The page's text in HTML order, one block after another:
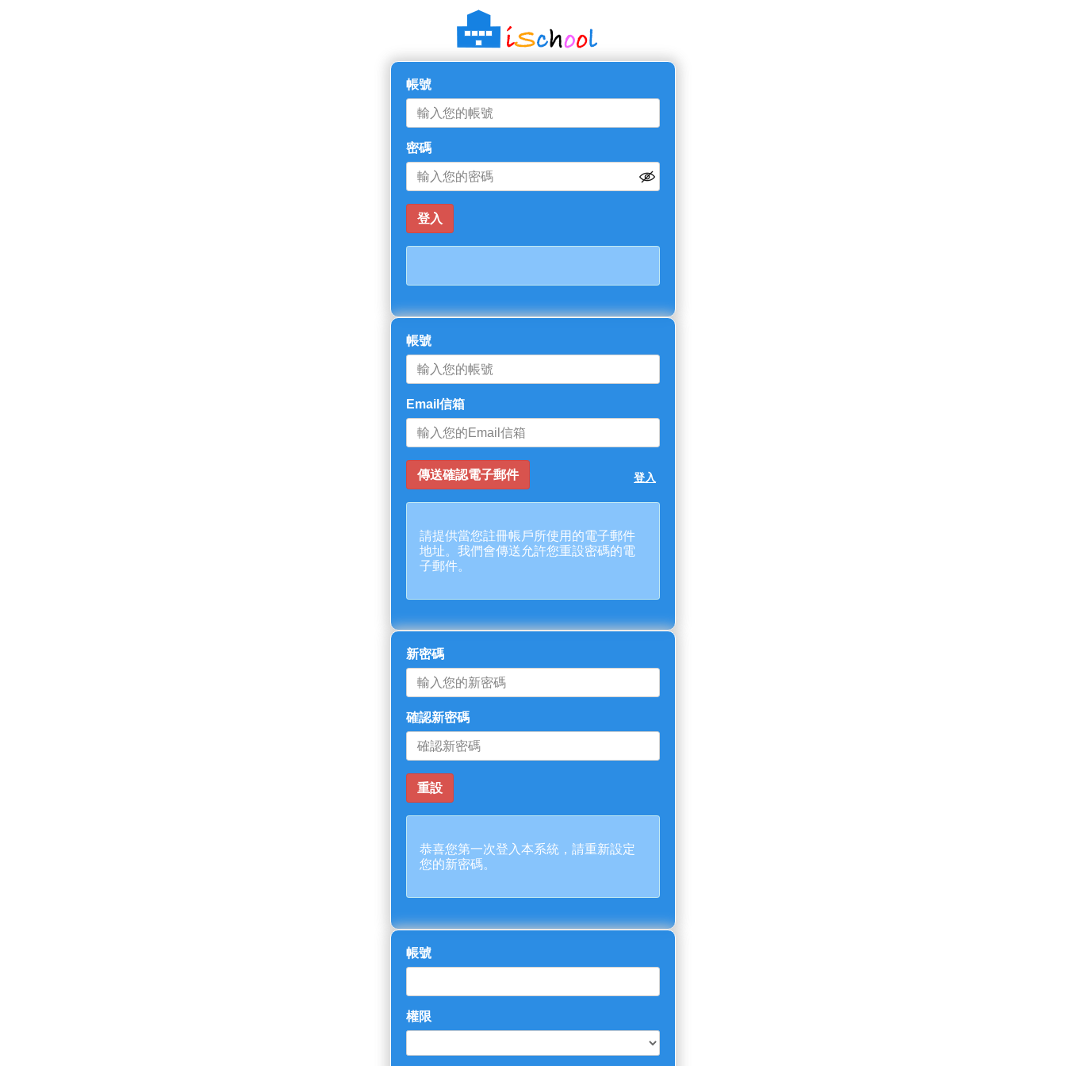
帳號
密碼
帳號
Email信箱
登入
請提供當您註冊帳戶所使用的電子郵件
地址。我們會傳送允許您重設密碼的電
子郵件。
新密碼
確認新密碼
恭喜您第一次登入本系統，請重新設定
您的新密碼。
帳號
權限